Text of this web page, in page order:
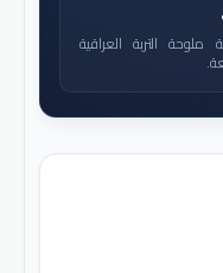
التربة العراقية